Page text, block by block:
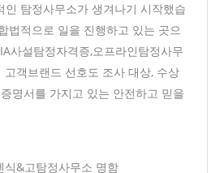
인 탐정사무소가 생겨나기 시작했습
법적으로 일을 진행하고 있는 곳으
사설탐정자격증,오프라인탐정사무
고객브랜드 선호도 조사 대상, 수상
명서를 가지고 있는 안전하고 믿을